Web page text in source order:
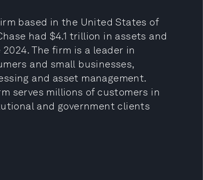
based in the United States of
had $4.1 trillion in assets and
The firm is a leader in
and small businesses,
and asset management.
serves millions of customers in
and government clients